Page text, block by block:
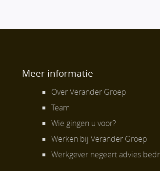
Meer informatie
Over Verander Groep
Team
Wie gingen u voor?
Werken bij Verander Groep
Werkgever negeert advies